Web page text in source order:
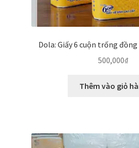
Dola: Giấy 6 cuộn trống
500,000₫
Thêm vào giỏ